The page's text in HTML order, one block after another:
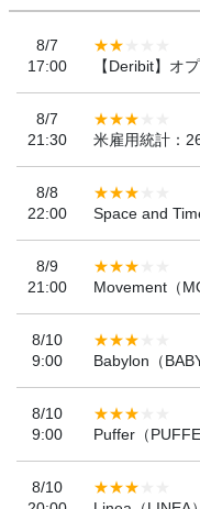
8/7
17:00
【Deribit】オ
8/7
21:30
米雇用統計：
8/8
22:00
Space and
8/9
21:00
Movement（
8/10
9:00
Babylon（
8/10
9:00
Puffer（
8/10